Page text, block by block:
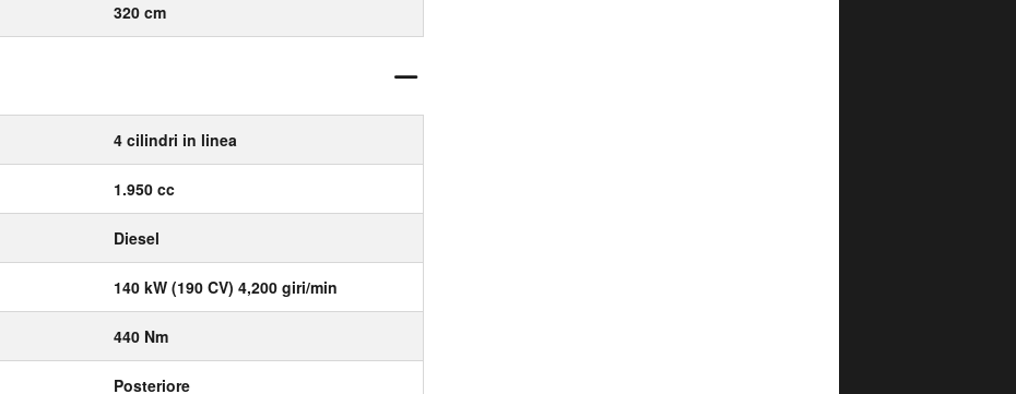
320 cm
4 cilindri in linea
1.950 cc
Diesel
140 kW (190 CV) 4,200 giri/min
440 Nm
Posteriore